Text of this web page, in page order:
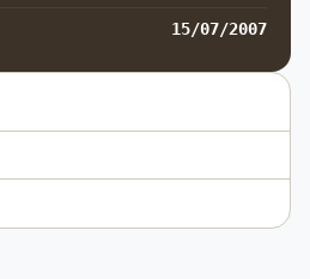
15/07/2007